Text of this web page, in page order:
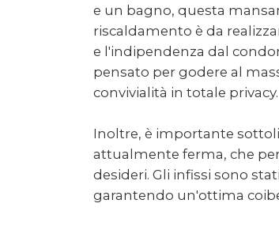
e un bagno, questa
riscaldamento è da
e l'indipendenza dal
pensato per godere al
convivialità in totale privacy.
Inoltre, è importante
attualmente ferma, che
desideri. Gli infissi sono
garantendo un'ottima